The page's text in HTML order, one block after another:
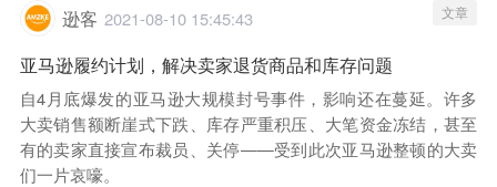
逊客 2021-08-10 15:45:43 文章
亚马逊履约计划，解决卖家退货商品和库存问题
自4月底爆发的亚马逊大规模封号事件，影响还在蔓延。许多
大卖销售额断崖式下跌、库存严重积压、大笔资金冻结，甚至
有的卖家直接宣布裁员、关停——受到此次亚马逊整顿的大卖
们一片哀嚎。